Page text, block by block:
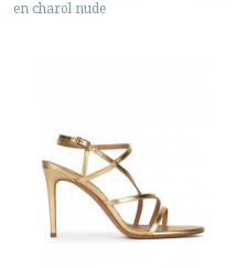
en charol nude